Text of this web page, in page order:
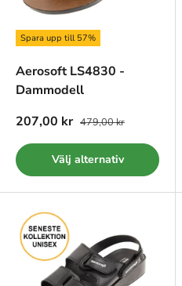
Spara upp till 57%
Aerosoft LS4830 -
Dammodell
207,00 kr 479,00 kr
Välj alternativ